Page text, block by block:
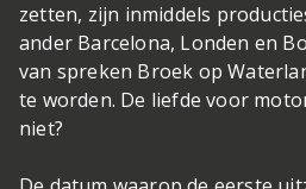
zetten, zijn inmiddels
ander Barcelona, Londen en
van spreken Broek op
te worden. De liefde voor
niet?